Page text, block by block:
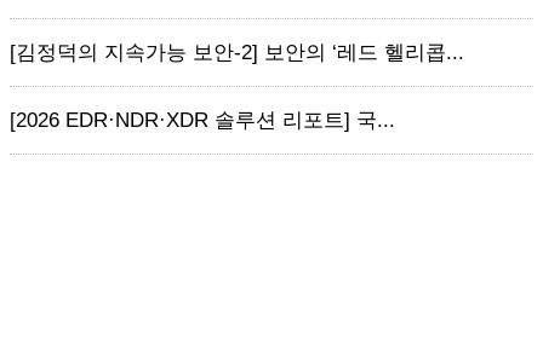
[김정덕의 지속가능 보안-2] 보안의 ‘레드 헬리콥...
[2026 EDR·NDR·XDR 솔루션 리포트] 국...